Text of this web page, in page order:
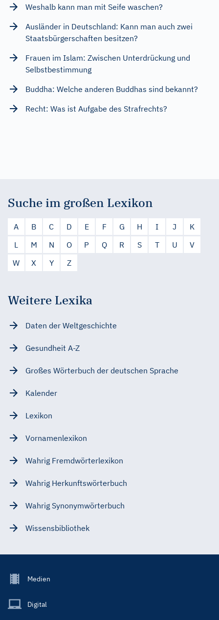
Weshalb kann man mit Seife waschen?
Ausländer in Deutschland: Kann man auch zwei
Staatsbürgerschaften besitzen?
Frauen im Islam: Zwischen Unterdrückung und
Selbstbestimmung
Buddha: Welche anderen Buddhas sind bekannt?
Recht: Was ist Aufgabe des Strafrechts?
Suche im großen Lexikon
A B C D E F G H I J
K
L
M N O P Q R S T U
V
W
X Y Z
Weitere Lexika
Daten der Weltgeschichte
Gesundheit A-Z
Großes Wörterbuch der deutschen Sprache
Kalender
Lexikon
Vornamenlexikon
Wahrig Fremdwörterlexikon
Wahrig Herkunftswörterbuch
Wahrig Synonymwörterbuch
Wissensbibliothek
Footer
Main
Medien
Digital